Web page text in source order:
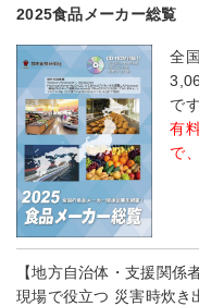
2025食品メーカー総覧
全
です
有
で
【地方自治体・支援関係
現場で役立つ 災害時炊き